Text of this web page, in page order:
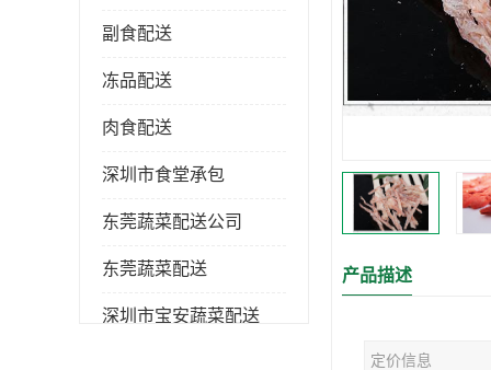
副食配送
冻品配送
肉食配送
深圳市食堂承包
东莞蔬菜配送公司
东莞蔬菜配送
深圳市宝安蔬菜配送
产品描述
定价信息